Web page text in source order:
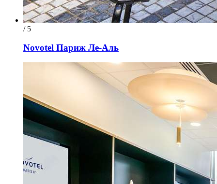
/ 5
Novotel Париж Ле-Аль